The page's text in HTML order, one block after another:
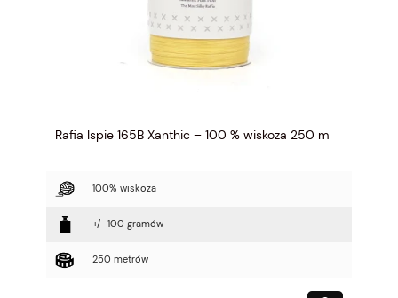
Rafia Ispie 165B Xanthic – 100 % wiskoza 250 m
100% wiskoza
+/- 100 gramów
250 metrów